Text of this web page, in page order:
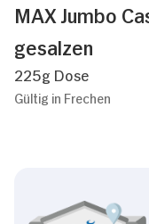
MAX Jumbo
gesalzen
225g Dose
Gültig in Frechen